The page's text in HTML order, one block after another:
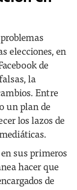
elecciones, en
de
la
Entre
un plan de
los lazos de
sus primeros
hacer que
de